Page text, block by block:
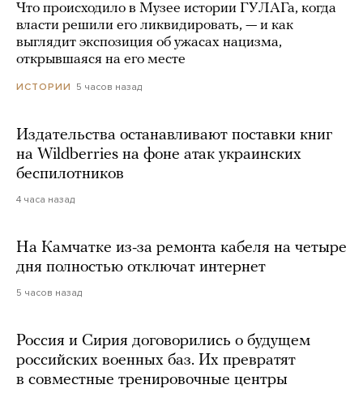
Что происходило в Музее истории ГУЛАГа, когда
власти решили его ликвидировать, — и как
выглядит экспозиция об ужасах нацизма,
открывшаяся на его месте
ИСТОРИИ 5 часов назад
Издательства останавливают поставки книг
на Wildberries на фоне атак украинских
беспилотников
4 часа назад
На Камчатке из-за ремонта кабеля на четыре
дня полностью отключат интернет
5 часов назад
Россия и Сирия договорились о будущем
российских военных баз. Их превратят
в совместные тренировочные центры